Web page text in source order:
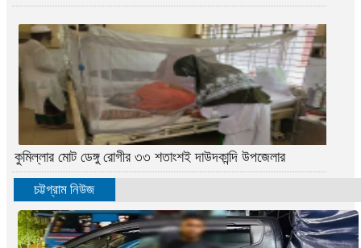
কুমিল্লার মোট ডেঙ্গু রোগীর ৩৩ শতাংশই দাউদকান্দি উপজেলার
চট্টগ্রাম নিউজ